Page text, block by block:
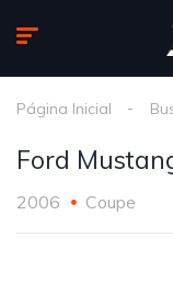
Página Inicial
Ford
2006 Coupe